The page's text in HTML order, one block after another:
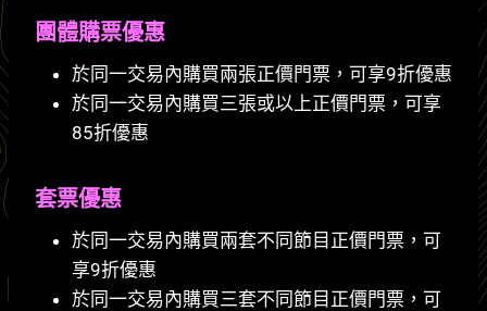
團體購票優惠
於同一交易內購買兩張正價門票，可享9折優惠
於同一交易內購買三張或以上正價門票，可享
85折優惠
套票優惠
於同一交易內購買兩套不同節目正價門票，可
享9折優惠
於同一交易內購買三套不同節目正價門票，可